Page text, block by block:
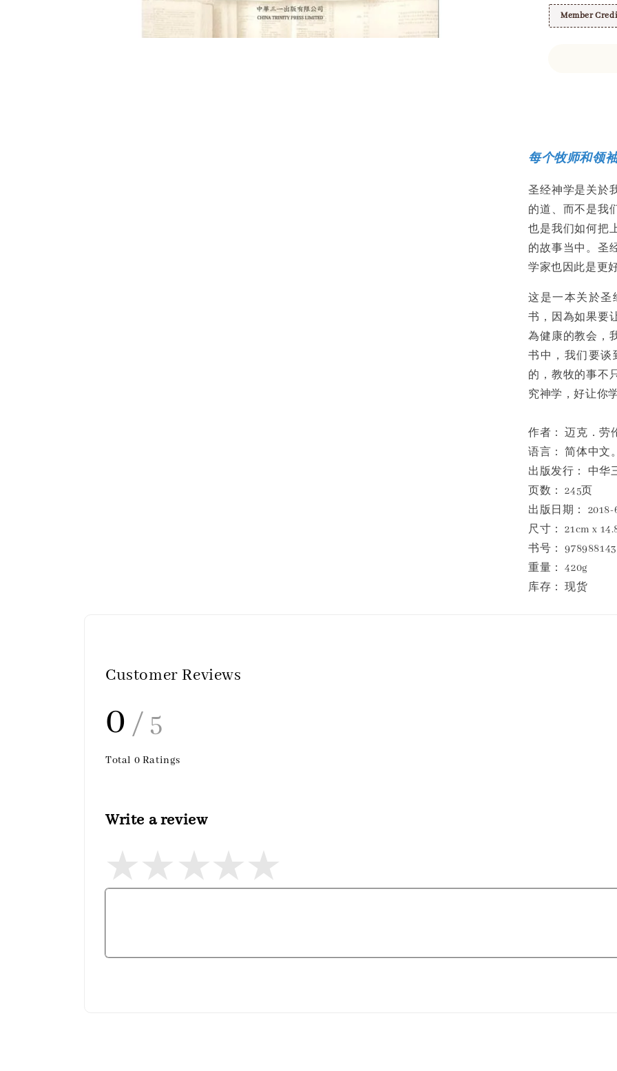
Member
每个牧师和领
圣经神学是关於
的道、而不是我
也是我们如何把
的故事当中。圣
学家也因此是更
这是一本关於圣
书，因為如果要
為健康的教会，
书中，我们要谈
的，教牧的事不
究神学，好让你
作者： 迈克．劳
语言： 简体中文
出版发行： 中华
页数： 245页
出版日期： 2018-
尺寸： 21cm x
书号：
重量： 420g
库存： 现货
Customer Reviews
0 / 5
Total 0 Ratings
Write a review